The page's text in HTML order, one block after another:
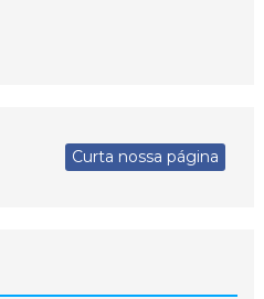
Curta nossa página